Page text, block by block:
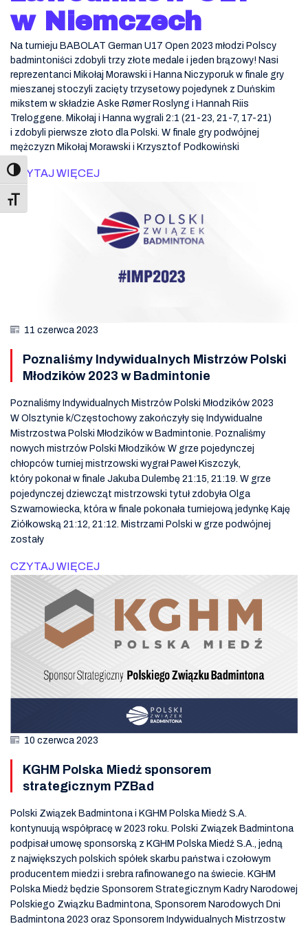
Toggle Font size
w Niemczech
Na turnieju BABOLAT German U17 Open 2023 młodzi Polscy
badmintoniści zdobyli trzy złote medale i jeden brązowy! Nasi
reprezentanci Mikołaj Morawski i Hanna Niczyporuk w finale gry
mieszanej stoczyli zacięty trzysetowy pojedynek z Duńskim
mikstem w składzie Aske Rømer Roslyng i Hannah Riis
Treloggene. Mikołaj i Hanna wygrali 2:1 (21-23, 21-7, 17-21)
i zdobyli pierwsze złoto dla Polski. W finale gry podwójnej
mężczyzn Mikołaj Morawski i Krzysztof Podkowiński
CZYTAJ WIĘCEJ
11 czerwca 2023
Poznaliśmy Indywidualnych Mistrzów Polski
Młodzików 2023 w Badmintonie
Poznaliśmy Indywidualnych Mistrzów Polski Młodzików 2023
W Olsztynie k/Częstochowy zakończyły się Indywidualne
Mistrzostwa Polski Młodzików w Badmintonie. Poznaliśmy
nowych mistrzów Polski Młodzików. W grze pojedynczej
chłopców turniej mistrzowski wygrał Paweł Kiszczyk,
który pokonał w finale Jakuba Dulembę 21:15, 21:19. W grze
pojedynczej dziewcząt mistrzowski tytuł zdobyła Olga
Szwarnowiecka, która w finale pokonała turniejową jedynkę Kaję
Ziółkowską 21:12, 21:12. Mistrzami Polski w grze podwójnej
zostały
CZYTAJ WIĘCEJ
10 czerwca 2023
KGHM Polska Miedź sponsorem
strategicznym PZBad
Polski Związek Badmintona i KGHM Polska Miedź S.A.
kontynuują współpracę w 2023 roku. Polski Związek Badmintona
podpisał umowę sponsorską z KGHM Polska Miedź S.A., jedną
z największych polskich spółek skarbu państwa i czołowym
producentem miedzi i srebra rafinowanego na świecie. KGHM
Polska Miedź będzie Sponsorem Strategicznym Kadry Narodowej
Polskiego Związku Badmintona, Sponsorem Narodowych Dni
Badmintona 2023 oraz Sponsorem Indywidualnych Mistrzostw